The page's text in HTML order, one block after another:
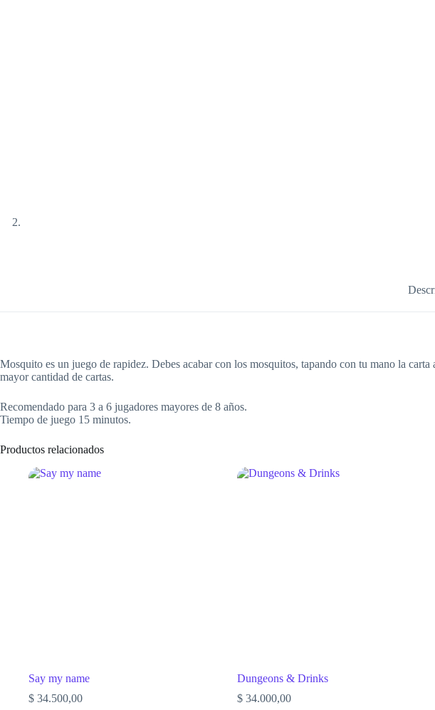
Mosquito es un juego de rapidez. Debes acabar con los mosquitos, tapando con tu mano la
mayor cantidad de cartas.
Recomendado para 3 a 6 jugadores mayores de 8 años.
Tiempo de juego 15 minutos.
Productos relacionados
Say my name
$ 34.500,00
Dungeons & Drinks
$ 34.000,00